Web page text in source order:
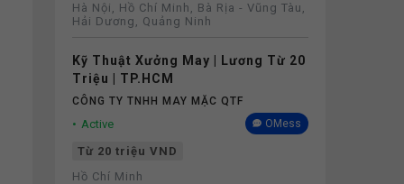
Hà Nội, Hồ Chí Minh, Bà Rịa - Vũng Tàu,
Hải Dương, Quảng Ninh
Kỹ Thuật Xưởng May | Lương Từ 20
Triệu | TP.HCM
CÔNG TY TNHH MAY MẶC QTF
Active OMess
Từ 20 triệu VND
Hồ Chí Minh